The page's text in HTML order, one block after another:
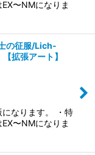
〜NMになりま
の征服/Lich-
拡張アート】
になります。 ・特
〜NMになりま